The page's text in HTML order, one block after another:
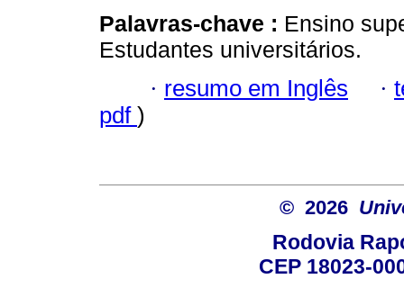
Palavras-chave : Ensino
Estudantes universitários.
· resumo em Inglês ·
pdf )
© 2026
Rodovia
CEP 18023-